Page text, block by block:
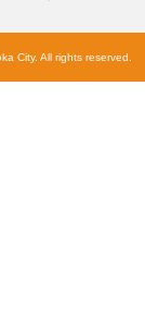
City. All rights reserved.